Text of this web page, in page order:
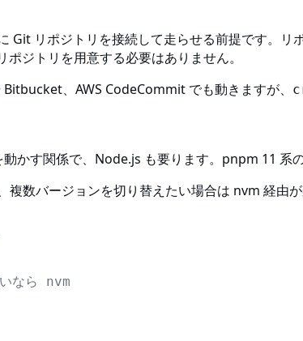
Git リポジトリを接続して走らせる前提です。リ
ジトリを用意する必要はありません。
、AWS CodeCommit でも動きますが、
動かす関係で、Node.js も要ります。pnpm 11 系
数バージョンを切り替えたい場合は nvm 経由が
なら nvm